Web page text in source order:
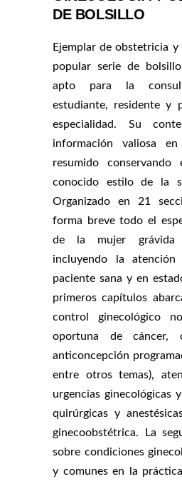
DE BOLSILLO
Ejemplar de obstetricia y
popular serie de
apto para la
estudiante, residente y
especialidad. Su
información valiosa
resumido
conocido estilo de la
Organizado en 21
forma breve todo el
de la mujer
incluyendo la atención
paciente sana y en
primeros capítulos
control ginecológico
oportuna de cáncer,
anticoncepción
entre otros temas),
urgencias ginecológicas
quirúrgicas y
ginecoobstétrica. La
sobre condiciones
y comunes en la